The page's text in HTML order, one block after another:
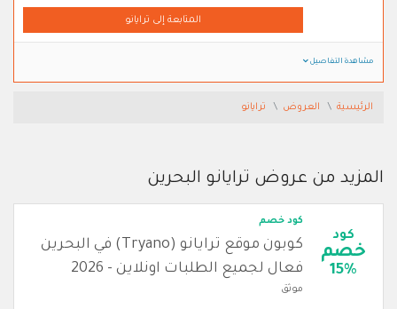
المتابعة إلى ترايانو
مشاهدة التفاصيل
الرئيسية العروض ترايانو
المزيد من عروض ترايانو البحرين
كود
خصم
15%
كود خصم
كوبون موقع ترايانو (Tryano) في البحرين
فعال لجميع الطلبات اونلاين - 2026
موثق